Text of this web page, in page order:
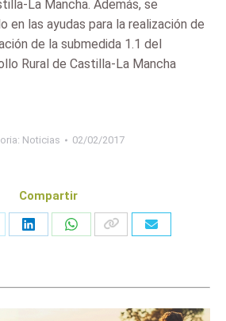
La Mancha. Además, se
en las ayudas para la realización de
de la submedida 1.1 del
Rural de Castilla-La Mancha
Noticias 02/02/2017
Compartir
Share
Share